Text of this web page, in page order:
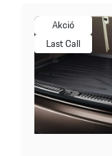
Akció
Last Call